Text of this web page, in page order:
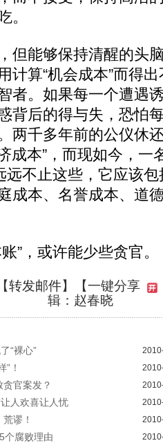
。
能够保持清醒的头
计算“机会成本”而得
者。如果每一个遭遇
背后的得与失，恐怕
两千多年前的公仪休
成本”，而现如今，
远不止这些，它应该
成本、名誉成本、道
，或许能少些贪官。
转发邮件】
【一键分享
辑：赵春晓
“裸心”
！
官案发？
人欢喜让人忧
谬！
个腐败理由